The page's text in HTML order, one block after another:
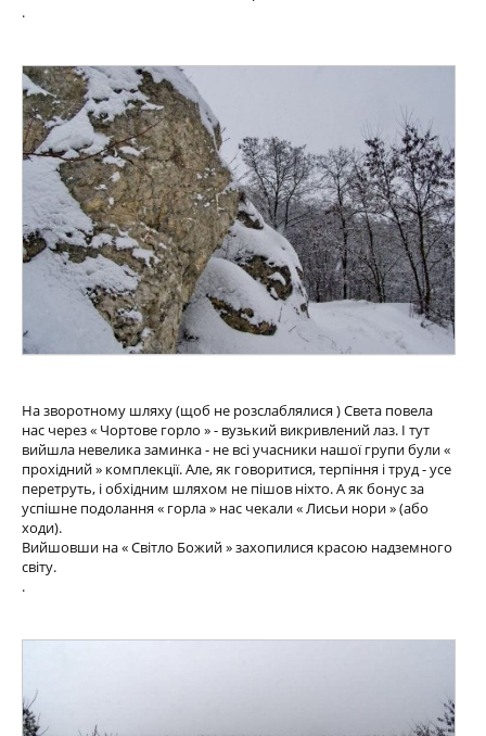
.
На зворотному шляху (щоб не розслаблялися ) Света повела
нас через « Чортове горло » - вузький викривлений лаз. І тут
вийшла невелика заминка - не всі учасники нашої групи були «
прохідний » комплекції. Але, як говоритися, терпіння і труд - усе
перетруть, і обхідним шляхом не пішов ніхто. А як бонус за
успішне подолання « горла » нас чекали « Лисьи нори » (або
ходи).
Вийшовши на « Світло Божий » захопилися красою надземного
світу.
.